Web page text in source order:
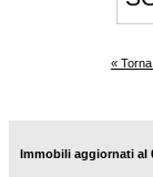
«
Immobili aggiornati al